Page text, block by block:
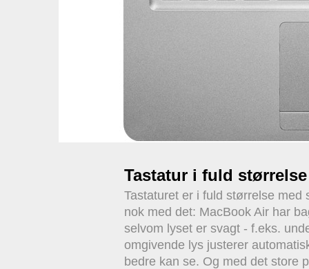
Tastatur i fuld
Tastaturet er i fuld størrelse
nok med det: MacBook Air har
selvom lyset er svagt - f.eks.
omgivende lys justerer
bedre kan se. Og med det store